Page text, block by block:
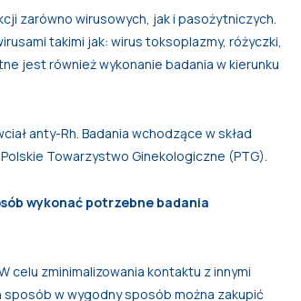
zarówno wirusowych, jak i pasożytniczych.
takimi jak: wirus toksoplazmy, różyczki,
jest również wykonanie badania w kierunku
anty-Rh. Badania wchodzące w skład
Towarzystwo Ginekologiczne (PTG).
wykonać potrzebne badania
celu zminimalizowania kontaktu z innymi
sposób w wygodny sposób można zakupić